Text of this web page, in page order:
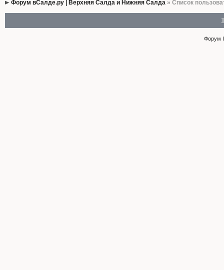
Форум вСалде.ру | Верхняя Салда и Нижняя Салда» Список
Форум